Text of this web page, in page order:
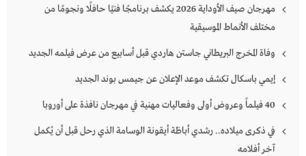
مهرجان صيف الأوداية 2026 يكشف برنامجًا فنيًا حافلًا ونجومًا من
مختلف الأنماط الموسيقية
وفاة المخرج البريطاني جاستن هاردي قبل أسابيع من عرض فيلمه الجديد
إيمي باسكال تكشف موعد الإعلان عن جيمس بوند الجديد
40 فيلماً وعروض أولى وفعاليات مهنية في مهرجان نافذة على أوروبا
في ذكرى ميلاده.. رشدي أباظة أيقونة الوسامة الذي رحل قبل أن يُكمل
آخر أفلامه